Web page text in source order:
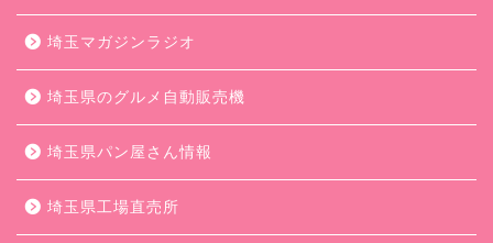
埼玉マガジンラジオ
埼玉県のグルメ自動販売機
埼玉県パン屋さん情報
埼玉県工場直売所